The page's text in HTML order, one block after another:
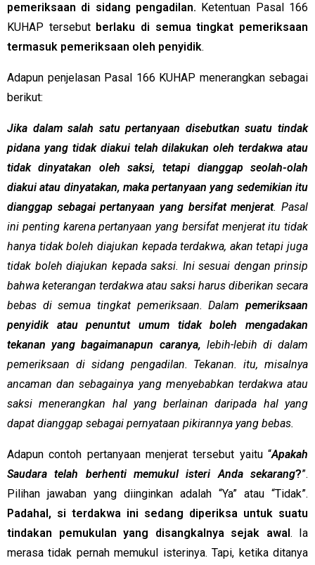
pemeriksaan di sidang pengadilan. Ketentuan Pasal 166
KUHAP tersebut berlaku di semua tingkat pemeriksaan
termasuk pemeriksaan oleh penyidik.
Adapun penjelasan Pasal 166 KUHAP menerangkan sebagai
berikut:
Jika dalam salah satu pertanyaan disebutkan suatu tindak
pidana yang tidak diakui telah dilakukan oleh terdakwa atau
tidak dinyatakan oleh saksi, tetapi dianggap seolah-olah
diakui atau dinyatakan, maka pertanyaan yang sedemikian itu
dianggap sebagai pertanyaan yang bersifat menjerat. Pasal
ini penting karena pertanyaan yang bersifat menjerat itu tidak
hanya tidak boleh diajukan kepada terdakwa, akan tetapi juga
tidak boleh diajukan kepada saksi. Ini sesuai dengan prinsip
bahwa keterangan terdakwa atau saksi harus diberikan secara
bebas di semua tingkat pemeriksaan. Dalam pemeriksaan
penyidik atau penuntut umum tidak boleh mengadakan
tekanan yang bagaimanapun caranya, lebih-lebih di dalam
pemeriksaan di sidang pengadilan. Tekanan. itu, misalnya
ancaman dan sebagainya yang menyebabkan terdakwa atau
saksi menerangkan hal yang berlainan daripada hal yang
dapat dianggap sebagai pernyataan pikirannya yang bebas.
Adapun contoh pertanyaan menjerat tersebut yaitu “Apakah
Saudara telah berhenti memukul isteri Anda sekarang?”.
Pilihan jawaban yang diinginkan adalah “Ya” atau “Tidak”.
Padahal, si terdakwa ini sedang diperiksa untuk suatu
tindakan pemukulan yang disangkalnya sejak awal . Ia
merasa tidak pernah memukul isterinya. Tapi, ketika ditanya